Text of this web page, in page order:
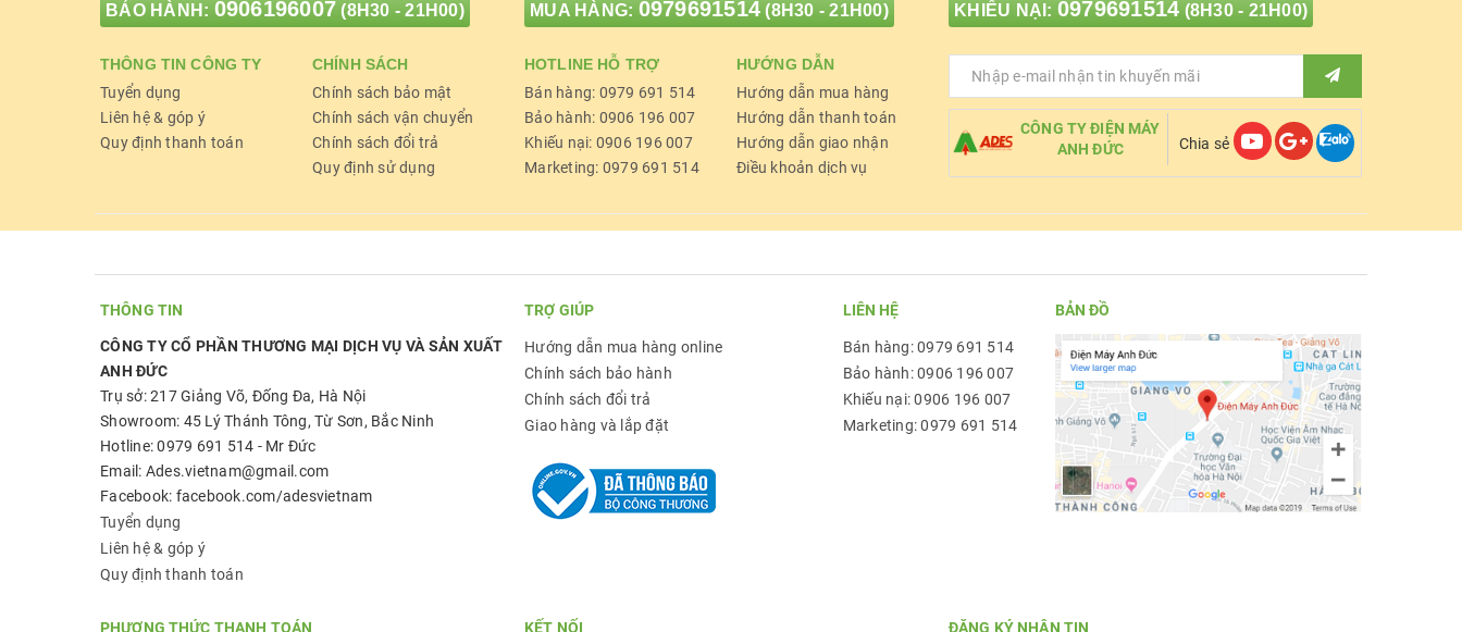
BẢO HÀNH: 0906196007 (8H30 - 21H00) MUA HÀNG: 0979691514 (8H30 - 21H00) KHIẾU NẠI: 0979691514 (8H30 - 21H00)
THÔNG TIN CÔNG TY
Tuyển dụng
Liên hệ & góp ý
Quy định thanh toán
CHÍNH SÁCH
Chính sách bảo mật
Chính sách vận chuyển
Chính sách đổi trả
Quy định sử dụng
HOTLINE HỖ TRỢ
Bán hàng: 0979 691 514
Bảo hành: 0906 196 007
Khiếu nại: 0906 196 007
Marketing: 0979 691 514
HƯỚNG DẪN
Hướng dẫn mua hàng
Hướng dẫn thanh toán
Hướng dẫn giao nhận
Điều khoản dịch vụ
CÔNG TY ĐIỆN MÁY
ANH ĐỨC
Chia sẻ
THÔNG TIN
CÔNG TY CỔ PHẦN THƯƠNG MẠI DỊCH VỤ VÀ SẢN XUẤT
ANH ĐỨC
Trụ sở: 217 Giảng Võ, Đống Đa, Hà Nội
Showroom: 45 Lý Thánh Tông, Từ Sơn, Bắc Ninh
Hotline: 0979 691 514 - Mr Đức
Email: Ades.vietnam@gmail.com
Facebook: facebook.com/adesvietnam
Tuyển dụng
Liên hệ & góp ý
Quy định thanh toán
TRỢ GIÚP
Hướng dẫn mua hàng online
Chính sách bảo hành
Chính sách đổi trả
Giao hàng và lắp đặt
LIÊN HỆ
Bán hàng: 0979 691 514
Bảo hành: 0906 196 007
Khiếu nại: 0906 196 007
Marketing: 0979 691 514
BẢN ĐỒ
PHƯƠNG THỨC THANH TOÁN KẾT NỐI ĐĂNG KÝ NHẬN TIN